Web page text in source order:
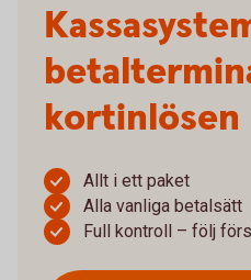
kortinlösen
Allt i ett paket
Alla vanliga betalsätt
Full kontroll – följ